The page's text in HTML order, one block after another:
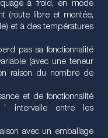
à froid, en mode
(route libre et montée,
et à des températures
pas sa fonctionnalité
(avec une teneur
raison du nombre de
et de fonctionnalité
entre les
avec un emballage